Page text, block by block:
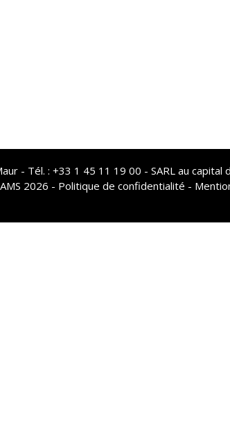
- Tél. : +33 1 45 11 19 00 - SARL au capital
2026 - Politique de confidentialité -